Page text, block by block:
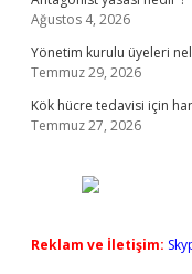
Ağustos 4, 2026
Yönetim kurulu üyeleri
Temmuz 29, 2026
Kök hücre tedavisi için
Temmuz 27, 2026
Reklam ve İletişim: